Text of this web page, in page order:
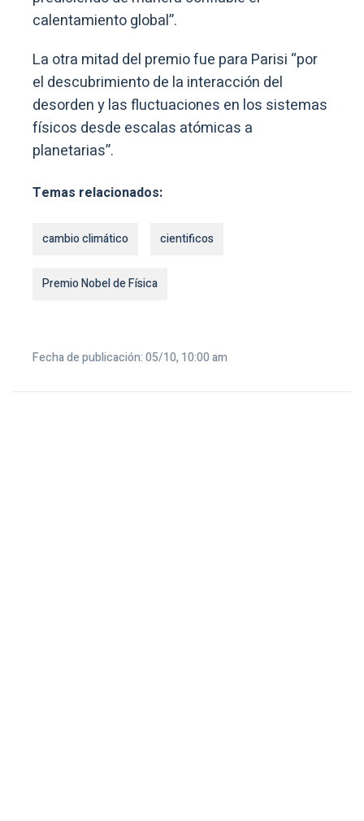
calentamiento global”.
La otra mitad del premio fue para Parisi “por
el descubrimiento de la interacción del
desorden y las fluctuaciones en los sistemas
físicos desde escalas atómicas a
planetarias”.
Temas relacionados:
cambio climático cientificos
Premio Nobel de Física
Fecha de publicación: 05/10, 10:00 am